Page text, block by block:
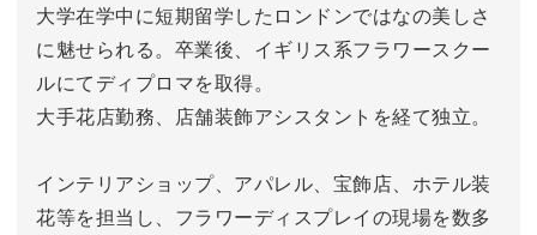
大学在学中に短期留学したロンドンではなの美しさ
に魅せられる。卒業後、イギリス系フラワースクー
ルにてディプロマを取得。
大手花店勤務、店舗装飾アシスタントを経て独立。
インテリアショップ、アパレル、宝飾店、ホテル装
花等を担当し、フラワーディスプレイの現場を数多